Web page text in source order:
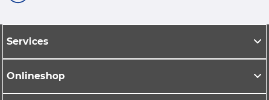
Services
Onlineshop